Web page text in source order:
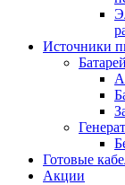
Источники
Готовые
Акции